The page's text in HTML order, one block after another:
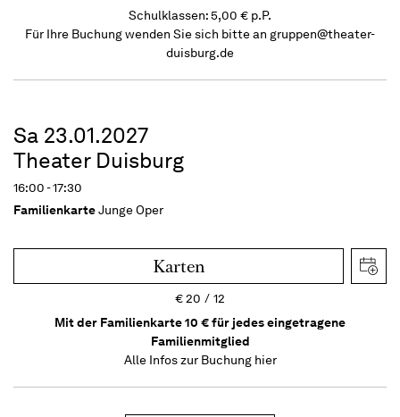
Schulklassen: 5,00 € p.P.
Für Ihre Buchung wenden Sie sich bitte an gruppen@theater-
duisburg.de
Sa 23.01.2027
Theater Duisburg
16:00 - 17:30
FamilienkarteJunge Oper
Karten
€20
12
Mit der Familienkarte 10 € für jedes eingetragene
Familienmitglied
Alle Infos zur Buchung hier